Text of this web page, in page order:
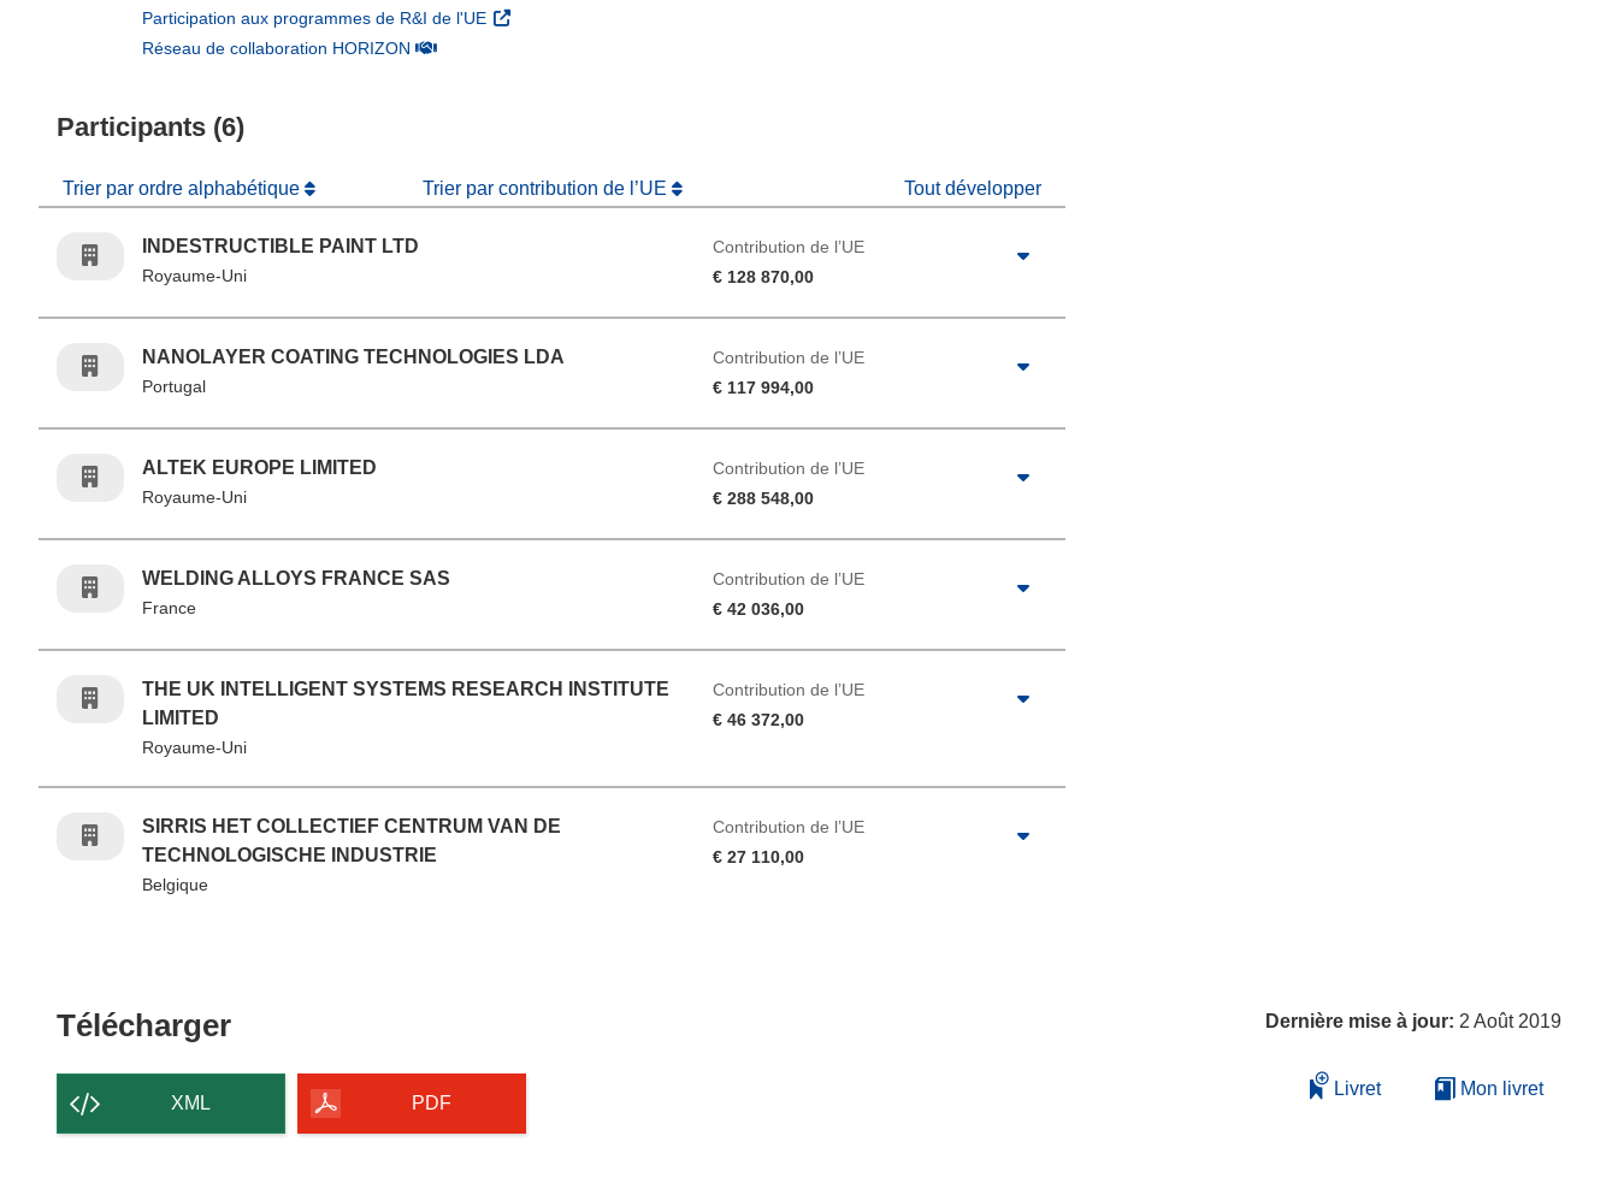
Participation aux programmes de R&I de l'UE (s’ouvre dans une nouvelle fenêtre)
Réseau de collaboration HORIZON(s’ouvre dans une nouvelle fenêtre)
Participants (6)
Trier par ordre alphabétique Trier par contribution de l’UE Tout développer
INDESTRUCTIBLE PAINT LTD
Royaume-Uni
Contribution de l’UE
€ 128 870,00
NANOLAYER COATING TECHNOLOGIES LDA
Portugal
Contribution de l’UE
€ 117 994,00
ALTEK EUROPE LIMITED
Royaume-Uni
Contribution de l’UE
€ 288 548,00
WELDING ALLOYS FRANCE SAS
France
Contribution de l’UE
€ 42 036,00
THE UK INTELLIGENT SYSTEMS RESEARCH INSTITUTE
LIMITED
Royaume-Uni
Contribution de l’UE
€ 46 372,00
SIRRIS HET COLLECTIEF CENTRUM VAN DE
TECHNOLOGISCHE INDUSTRIE
Belgique
Contribution de l’UE
€ 27 110,00
TéléchargerTélécharger le contenu de la page
XML PDF
Dernière mise à jour: 2 Août 2019
Livret Mon livret